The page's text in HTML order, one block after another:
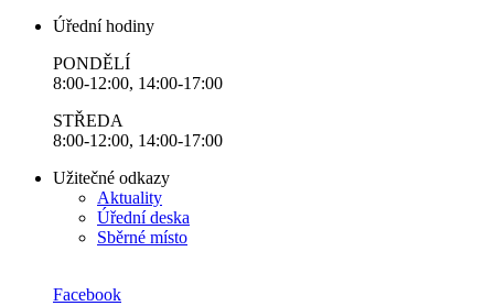
Úřední hodiny
PONDĚLÍ
8:00-12:00, 14:00-17:00
STŘEDA
8:00-12:00, 14:00-17:00
Užitečné odkazy
Aktuality
Úřední deska
Sběrné místo
Facebook